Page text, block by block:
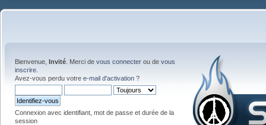
Bienvenue, Invité . Merci de vous connecter ou de vous
inscrire
Avez-vous perdu votre e-mail d'activation ?
Connexion avec identifiant, mot de passe et durée de la
session